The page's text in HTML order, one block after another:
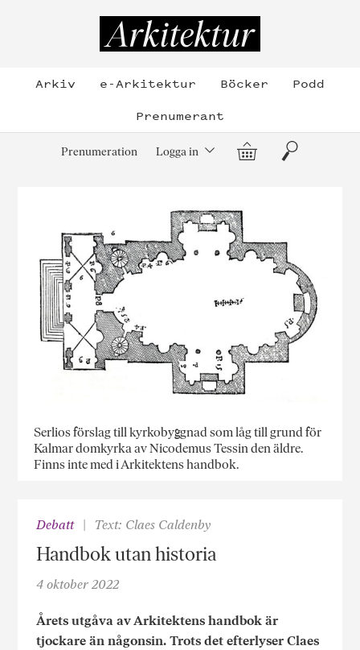
Arkiv e-Arkitektur Böcker
Podd
Prenumerant
Prenumeration Logga in Varukorg
Sök
Serlios förslag till kyrkobyggnad som låg till grund för
Kalmar domkyrka av Nicodemus Tessin den äldre.
Finns inte med i Arkitektens handbok.
Debatt Text: Claes Caldenby
Handbok utan historia
4 oktober 2022
Årets utgåva av Arkitektens handbok är
tjockare än någonsin. Trots det efterlyser Claes